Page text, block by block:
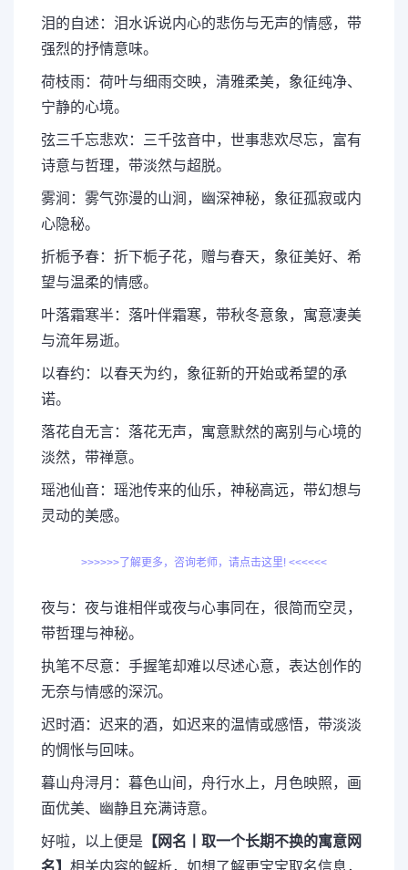
泪的自述：泪水诉说内心的悲伤与无声的情感，带
强烈的抒情意味。
荷枝雨：荷叶与细雨交映，清雅柔美，象征纯净、
宁静的心境。
弦三千忘悲欢：三千弦音中，世事悲欢尽忘，富有
诗意与哲理，带淡然与超脱。
雾涧：雾气弥漫的山涧，幽深神秘，象征孤寂或内
心隐秘。
折栀予春：折下栀子花，赠与春天，象征美好、希
望与温柔的情感。
叶落霜寒半：落叶伴霜寒，带秋冬意象，寓意凄美
与流年易逝。
以春约：以春天为约，象征新的开始或希望的承
诺。
落花自无言：落花无声，寓意默然的离别与心境的
淡然，带禅意。
瑶池仙音：瑶池传来的仙乐，神秘高远，带幻想与
灵动的美感。
>>>>>>了解更多，咨询老师，请点击这里! <<<<<<
夜与：夜与谁相伴或夜与心事同在，很简而空灵，
带哲理与神秘。
执笔不尽意：手握笔却难以尽述心意，表达创作的
无奈与情感的深沉。
迟时酒：迟来的酒，如迟来的温情或感悟，带淡淡
的惆怅与回味。
暮山舟浔月：暮色山间，舟行水上，月色映照，画
面优美、幽静且充满诗意。
好啦，以上便是 【网名丨取一个长期不换的寓意网